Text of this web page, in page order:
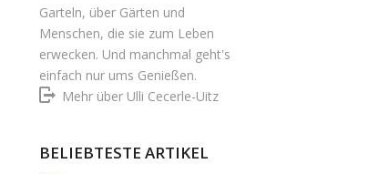
Garteln, über Gärten und
Menschen, die sie zum Leben
erwecken. Und manchmal geht's
einfach nur ums Genießen.
Mehr über Ulli Cecerle-Uitz
BELIEBTESTE ARTIKEL